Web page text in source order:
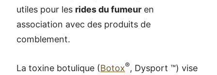
utiles pour les rides du fumeur en
association avec des produits de
comblement.
La toxine botulique (Botox®, Dysport ™) vise